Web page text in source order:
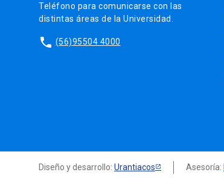
Teléfono para comunicarse con las
distintas áreas de la Universidad.
phone (56)95504 4000
Diseño y desarrollo: Urantiacos Asesoría: